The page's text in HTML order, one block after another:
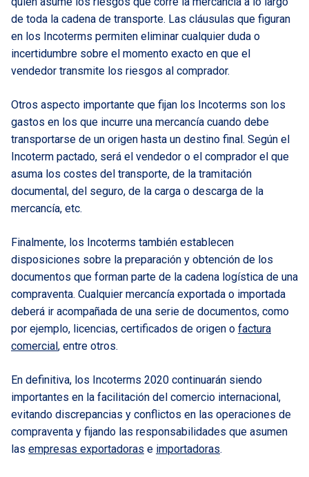
de toda la cadena de transporte. Las cláusulas que figuran
en los Incoterms permiten eliminar cualquier duda o
incertidumbre sobre el momento exacto en que el
vendedor transmite los riesgos al comprador.
Otros aspecto importante que fijan los Incoterms son los
gastos en los que incurre una mercancía cuando debe
transportarse de un origen hasta un destino final. Según el
Incoterm pactado, será el vendedor o el comprador el que
asuma los costes del transporte, de la tramitación
documental, del seguro, de la carga o descarga de la
mercancía, etc.
Finalmente, los Incoterms también establecen
disposiciones sobre la preparación y obtención de los
documentos que forman parte de la cadena logística de una
compraventa. Cualquier mercancía exportada o importada
deberá ir acompañada de una serie de documentos, como
por ejemplo, licencias, certificados de origen o factura
comercial, entre otros.
En definitiva, los Incoterms 2020 continuarán siendo
importantes en la facilitación del comercio internacional,
evitando discrepancias y conflictos en las operaciones de
compraventa y fijando las responsabilidades que asumen
las empresas exportadoras e importadoras.